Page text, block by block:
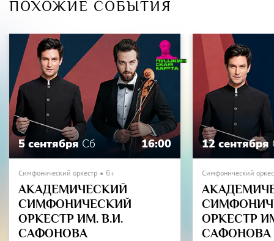
ПОХОЖИЕ СОБЫТИЯ
5 сентября Сб 16:00
Симфонический оркестр 6+
АКАДЕМИЧЕСКИЙ
СИМФОНИЧЕСКИЙ
ОРКЕСТР ИМ. В.И.
САФОНОВА
12 сентября
Симфонический
ОРКЕСТР
САФОНОВА